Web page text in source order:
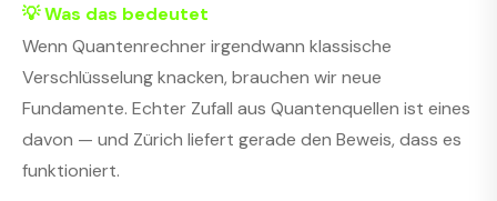
💡 Was das bedeutet
Wenn Quantenrechner irgendwann klassische
Verschlüsselung knacken, brauchen wir neue
Fundamente. Echter Zufall aus Quantenquellen ist eines
davon — und Zürich liefert gerade den Beweis, dass es
funktioniert.